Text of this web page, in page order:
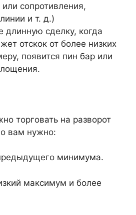
сопротивления,
и т. д.)
длинную сделку, когда
отскок от более низких
появится пин бар или
торговать на разворот
вам нужно:
минимума.
максимум и более